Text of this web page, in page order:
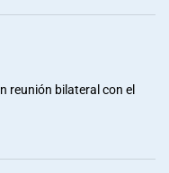
reunión bilateral con el